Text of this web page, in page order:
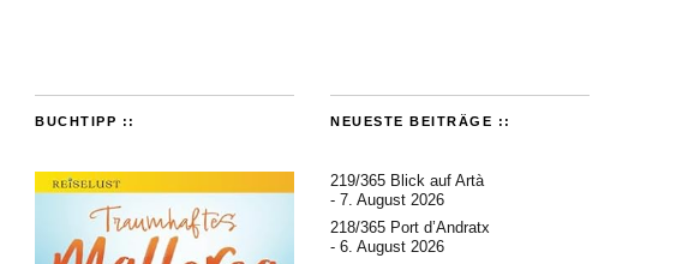
BUCHTIPP :: NEUESTE BEITRÄGE ::
219/365 Blick auf Artà
7. August 2026
218/365 Port d’Andratx
6. August 2026